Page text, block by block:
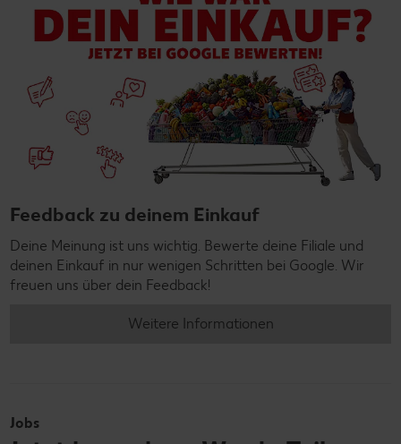
Feedback zu deinem Einkauf
Deine Meinung ist uns wichtig. Bewerte deine Filiale und
deinen Einkauf in nur wenigen Schritten bei Google. Wir
freuen uns über dein Feedback!
Weitere Informationen
Jobs